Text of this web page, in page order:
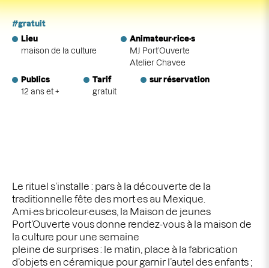
gratuit
Lieu
maison de la culture
Animateur·rice·s
MJ Port’Ouverte
Atelier Chavee
Publics
12 ans et +
Tarif
gratuit
sur réservation
Le rituel s’installe : pars à la découverte de la
traditionnelle fête des mort·es au Mexique.
Ami·es bricoleur·euses, la Maison de jeunes
Port’Ouverte vous donne rendez-vous à la maison de
la culture pour une semaine
pleine de surprises : le matin, place à la fabrication
d’objets en céramique pour garnir l’autel des enfants ;